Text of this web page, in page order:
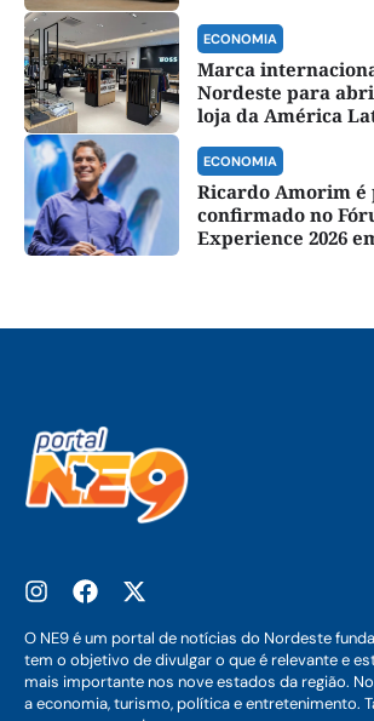
ECONOMIA
Marca
Nordeste para
loja da América
ECONOMIA
Ricardo Amorim
confirmado no
Experience 2026
O NE9 é um portal de notícias do Nordeste
tem o objetivo de divulgar o que é relevante e
mais importante nos nove estados da região.
a economia, turismo, política e entretenimento.